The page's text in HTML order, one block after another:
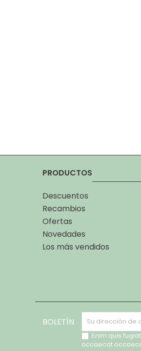
PRODUCTOS
Descuentos
Recambios
Ofertas
Novedades
Los más vendidos
BOLETÍN
Enim quis
occaecat